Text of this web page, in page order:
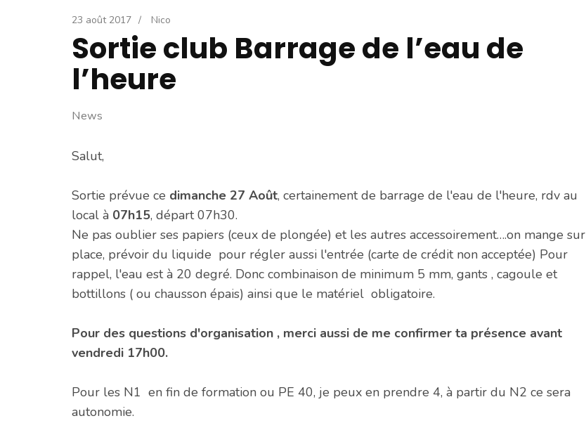
23 août 2017 / Nico
Sortie club Barrage de l’eau de
l’heure
News
Salut,
Sortie prévue ce dimanche 27 Août, certainement de barrage de l'eau de l'heure, rdv au
local à 07h15, départ 07h30.
Ne pas oublier ses papiers (ceux de plongée) et les autres accessoirement….on mange sur
place, prévoir du liquide pour régler aussi l'entrée (carte de crédit non acceptée) Pour
rappel, l'eau est à 20 degré. Donc combinaison de minimum 5 mm, gants , cagoule et
bottillons ( ou chausson épais) ainsi que le matériel obligatoire.
Pour des questions d'organisation , merci aussi de me confirmer ta présence avant
vendredi 17h00.
Pour les N1 en fin de formation ou PE 40, je peux en prendre 4, à partir du N2 ce sera
autonomie.